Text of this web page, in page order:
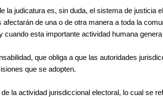
la judicatura es, sin duda, el sistema de
de una o de otra manera a toda la
esta importante actividad humana
que obliga a que las autoridades
que se adopten.
la actividad jurisdiccional electoral, lo cual se